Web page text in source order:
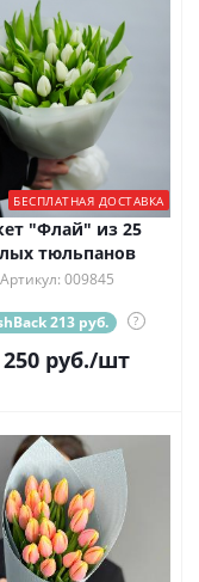
БЕСПЛАТНАЯ ДОСТАВКА
"Флай" из 25
тюльпанов
Артикул: 009845
213 руб. ?
руб./шт